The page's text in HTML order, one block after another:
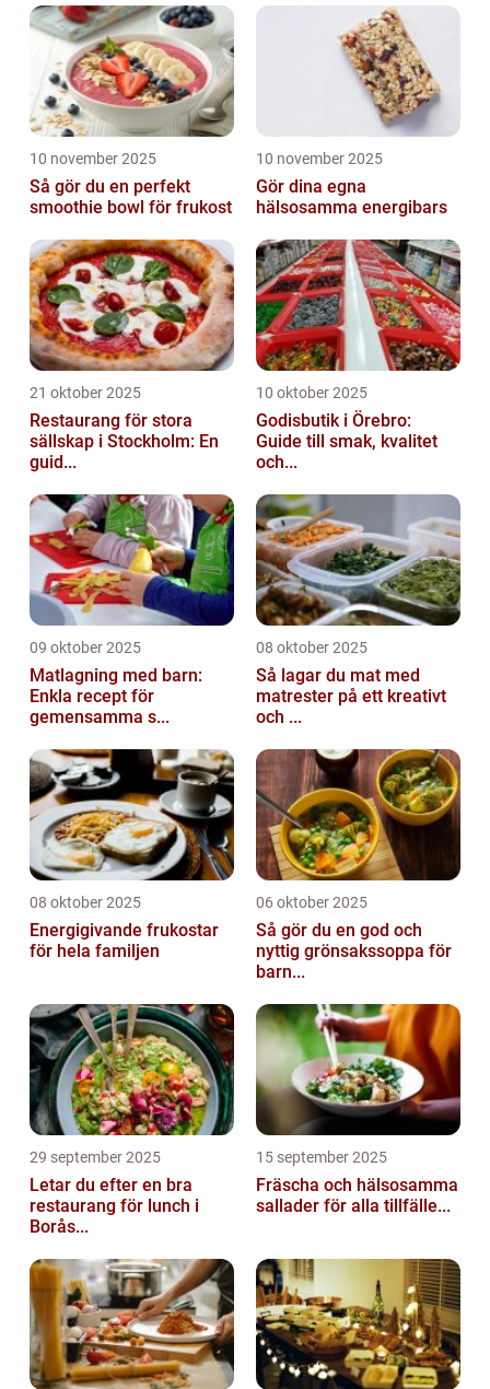
10 november 2025
Så gör du en perfekt
smoothie bowl för frukost
10 november 2025
Gör dina egna
hälsosamma energibars
21 oktober 2025
Restaurang för stora
sällskap i Stockholm: En
guid...
10 oktober 2025
Godisbutik i Örebro:
Guide till smak, kvalitet
och...
09 oktober 2025
Matlagning med barn:
Enkla recept för
gemensamma s...
08 oktober 2025
Så lagar du mat med
matrester på ett kreativt
och ...
08 oktober 2025
Energigivande frukostar
för hela familjen
06 oktober 2025
Så gör du en god och
nyttig grönsakssoppa för
barn...
29 september 2025
Letar du efter en bra
restaurang för lunch i
Borås...
15 september 2025
Fräscha och hälsosamma
sallader för alla tillfälle...